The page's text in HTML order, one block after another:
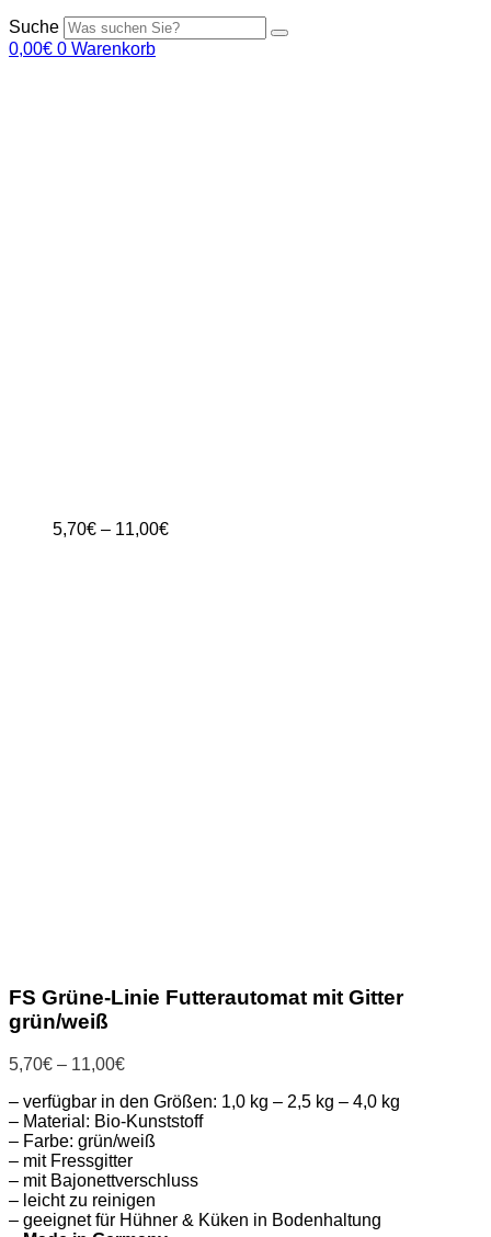
Suche
0,00€ 0 Warenkorb
5,70€ – 11,00€Preisspanne:
FS Grüne-Linie Futterautomat mit Gitter
grün/weiß
5,70€ – 11,00€Preisspanne:
bis
11,00€
– verfügbar in den Größen: 1,0 kg – 2,5 kg – 4,0 kg
– Material: Bio-Kunststoff
– Farbe: grün/weiß
– mit Fressgitter
– mit Bajonettverschluss
– leicht zu reinigen
– geeignet für Hühner & Küken in Bodenhaltung